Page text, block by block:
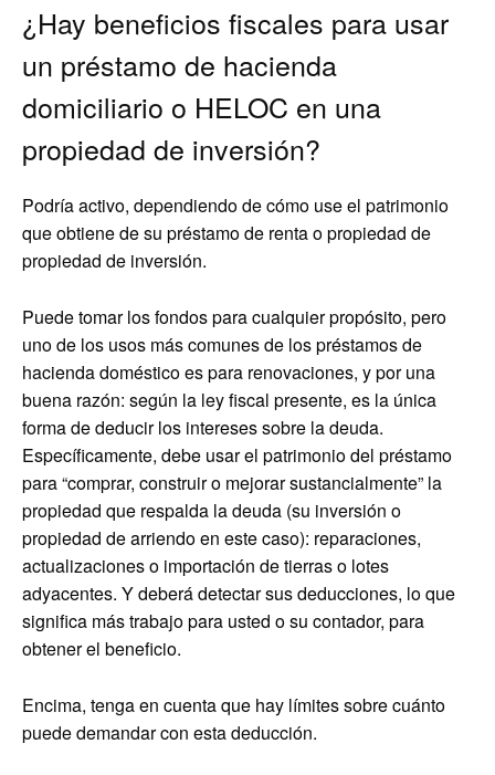
¿Hay beneficios fiscales para usar
un préstamo de hacienda
domiciliario o HELOC en una
propiedad de inversión?
Podría activo, dependiendo de cómo use el patrimonio
que obtiene de su préstamo de renta o propiedad de
propiedad de inversión.
Puede tomar los fondos para cualquier propósito, pero
uno de los usos más comunes de los préstamos de
hacienda doméstico es para renovaciones, y por una
buena razón: según la ley fiscal presente, es la única
forma de deducir los intereses sobre la deuda.
Específicamente, debe usar el patrimonio del préstamo
para “comprar, construir o mejorar sustancialmente” la
propiedad que respalda la deuda (su inversión o
propiedad de arriendo en este caso): reparaciones,
actualizaciones o importación de tierras o lotes
adyacentes. Y deberá detectar sus deducciones, lo que
significa más trabajo para usted o su contador, para
obtener el beneficio.
Encima, tenga en cuenta que hay límites sobre cuánto
puede demandar con esta deducción.